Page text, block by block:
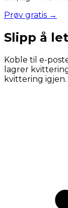
Prøv gratis →
Slipp å
Koble til e-
lagrer
kvittering igjen.